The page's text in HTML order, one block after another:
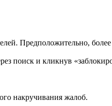
Предположительно,
поиск и кликнув
накручивания жалоб.